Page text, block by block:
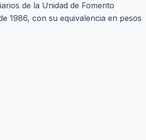
de la Unidad de Fomento
1986, con su equivalencia en pesos